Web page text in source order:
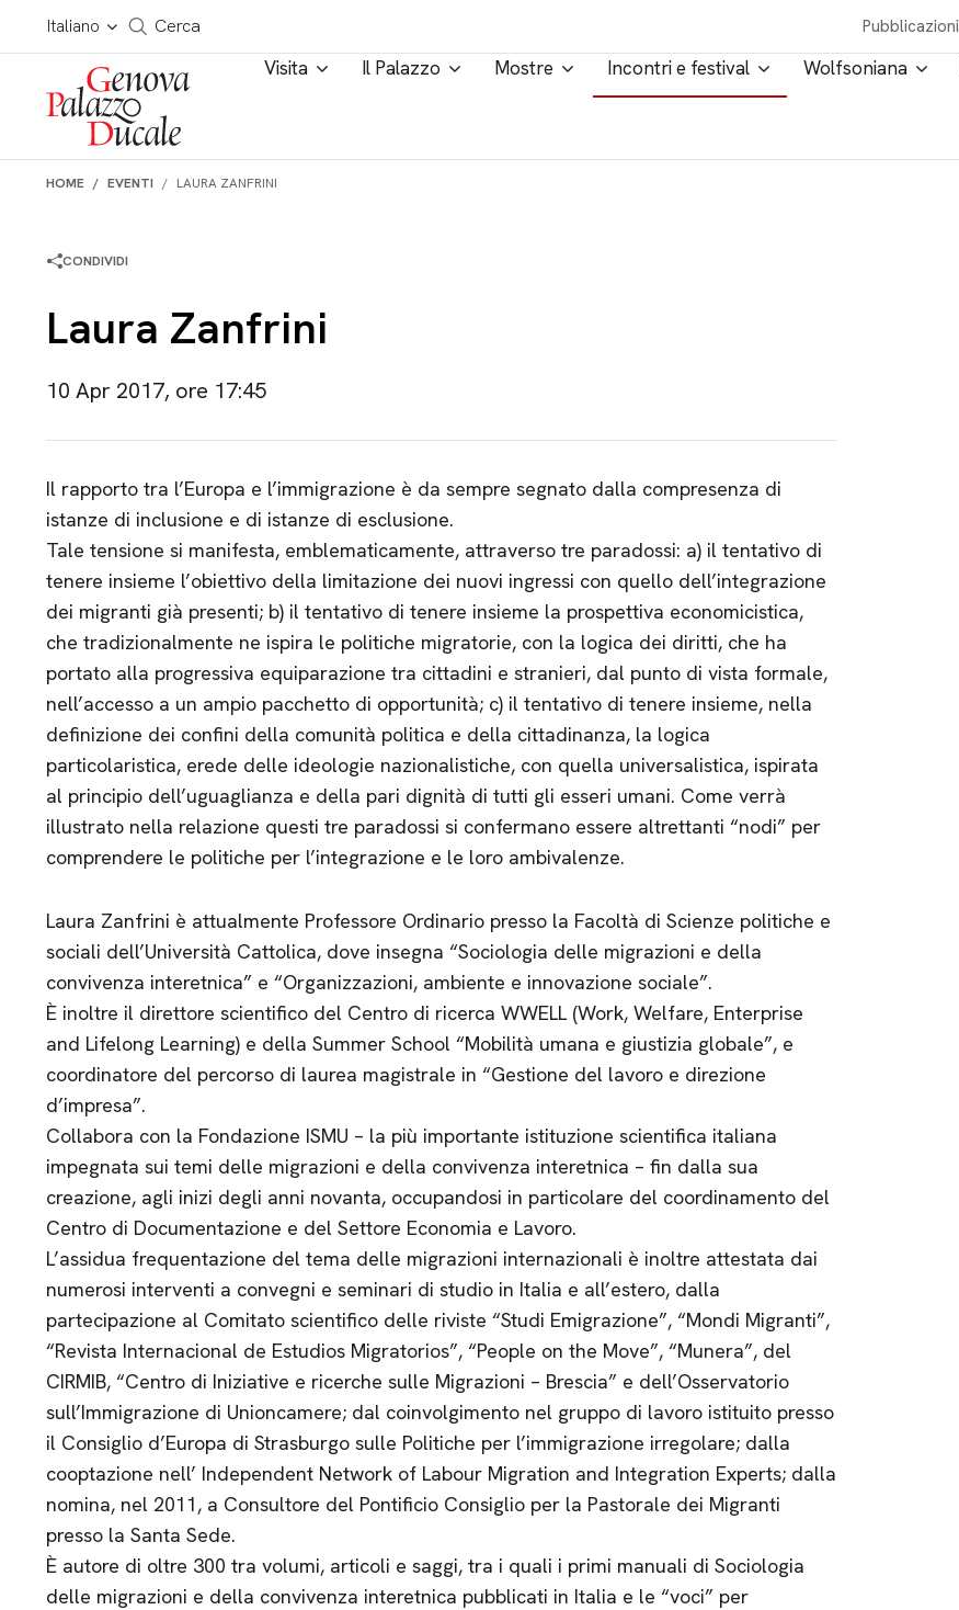
Salta al contenuto
Italiano
Cerca in tutto il sito
Cerca Pubblicazioni
Visita Il Palazzo Mostre Incontri e festival Wolfsoniana
HOME EVENTI LAURA ZANFRINI
CONDIVIDI
Laura Zanfrini
10 Apr 2017, ore 17:45
Il rapporto tra l’Europa e l’immigrazione è da sempre segnato dalla compresenza di
istanze di inclusione e di istanze di esclusione.
Tale tensione si manifesta, emblematicamente, attraverso tre paradossi: a) il tentativo di
tenere insieme l’obiettivo della limitazione dei nuovi ingressi con quello dell’integrazione
dei migranti già presenti; b) il tentativo di tenere insieme la prospettiva economicistica,
che tradizionalmente ne ispira le politiche migratorie, con la logica dei diritti, che ha
portato alla progressiva equiparazione tra cittadini e stranieri, dal punto di vista formale,
nell’accesso a un ampio pacchetto di opportunità; c) il tentativo di tenere insieme, nella
definizione dei confini della comunità politica e della cittadinanza, la logica
particolaristica, erede delle ideologie nazionalistiche, con quella universalistica, ispirata
al principio dell’uguaglianza e della pari dignità di tutti gli esseri umani. Come verrà
illustrato nella relazione questi tre paradossi si confermano essere altrettanti “nodi” per
comprendere le politiche per l’integrazione e le loro ambivalenze.
Laura Zanfrini è attualmente Professore Ordinario presso la Facoltà di Scienze politiche e
sociali dell’Università Cattolica, dove insegna “Sociologia delle migrazioni e della
convivenza interetnica” e “Organizzazioni, ambiente e innovazione sociale”.
È inoltre il direttore scientifico del Centro di ricerca WWELL (Work, Welfare, Enterprise
and Lifelong Learning) e della Summer School “Mobilità umana e giustizia globale”, e
coordinatore del percorso di laurea magistrale in “Gestione del lavoro e direzione
d’impresa”.
Collabora con la Fondazione ISMU – la più importante istituzione scientifica italiana
impegnata sui temi delle migrazioni e della convivenza interetnica – fin dalla sua
creazione, agli inizi degli anni novanta, occupandosi in particolare del coordinamento del
Centro di Documentazione e del Settore Economia e Lavoro.
L’assidua frequentazione del tema delle migrazioni internazionali è inoltre attestata dai
numerosi interventi a convegni e seminari di studio in Italia e all’estero, dalla
partecipazione al Comitato scientifico delle riviste “Studi Emigrazione”, “Mondi Migranti”,
“Revista Internacional de Estudios Migratorios”, “People on the Move”, “Munera”, del
CIRMIB, “Centro di Iniziative e ricerche sulle Migrazioni – Brescia” e dell’Osservatorio
sull’Immigrazione di Unioncamere; dal coinvolgimento nel gruppo di lavoro istituito presso
il Consiglio d’Europa di Strasburgo sulle Politiche per l’immigrazione irregolare; dalla
cooptazione nell’ Independent Network of Labour Migration and Integration Experts; dalla
nomina, nel 2011, a Consultore del Pontificio Consiglio per la Pastorale dei Migranti
presso la Santa Sede.
È autore di oltre 300 tra volumi, articoli e saggi, tra i quali i primi manuali di Sociologia
delle migrazioni e della convivenza interetnica pubblicati in Italia e le “voci” per